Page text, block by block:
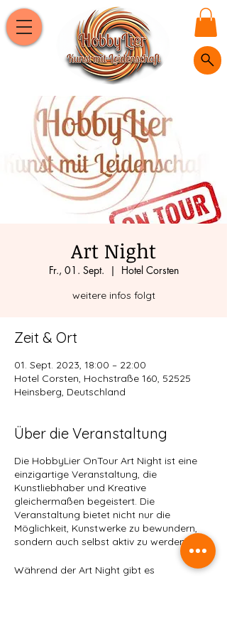
Art Night
Fr., 01. Sept.
  |
Hotel Corsten
weitere infos folgt
Zeit & Ort
01. Sept. 2023, 18:00 – 22:00
Hotel Corsten, Hochstraße 160, 52525
Heinsberg, Deutschland
Über die Veranstaltung
Die HobbyLier OnTour Art Night ist eine
einzigartige Veranstaltung, die
Kunstliebhaber und Kreative
gleichermaßen begeistert. Die
Veranstaltung bietet nicht nur die
Möglichkeit, Kunstwerke zu bewundern,
sondern auch selbst aktiv zu werden.
Während der Art Night gibt es